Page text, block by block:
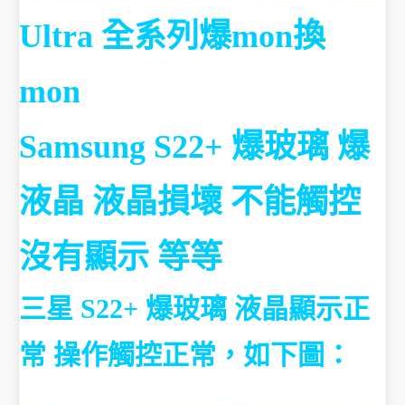
Ultra 全系列爆mon換
mon
Samsung S22+ 爆玻璃 爆
液晶 液晶損壞 不能觸控
沒有顯示 等等
三星 S22+ 爆玻璃 液晶顯示正
常 操作觸控正常，如下圖：